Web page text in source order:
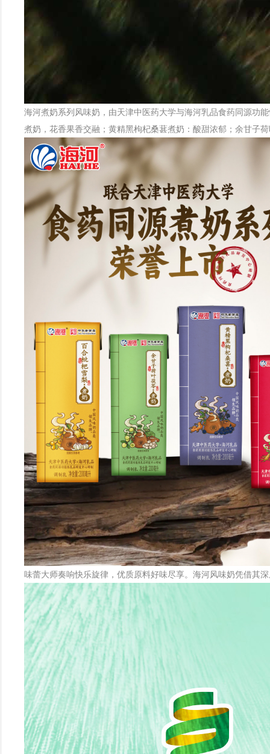
海河煮奶系列风味奶，由天津中医药大学与海河乳品食药同源功
煮奶，花香果香交融；黄精黑枸杞桑葚煮奶：酸甜浓郁；余甘子
味蕾大师奏响快乐旋律，优质原料好味尽享。海河风味奶凭借其